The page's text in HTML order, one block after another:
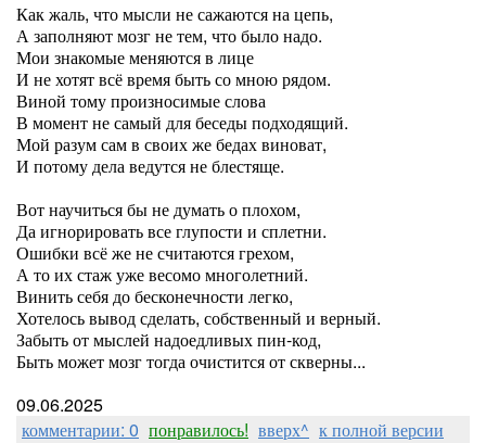
Как жаль, что мысли не сажаются на цепь,
А заполняют мозг не тем, что было надо.
Мои знакомые меняются в лице
И не хотят всё время быть со мною рядом.
Виной тому произносимые слова
В момент не самый для беседы подходящий.
Мой разум сам в своих же бедах виноват,
И потому дела ведутся не блестяще.
Вот научиться бы не думать о плохом,
Да игнорировать все глупости и сплетни.
Ошибки всё же не считаются грехом,
А то их стаж уже весомо многолетний.
Винить себя до бесконечности легко,
Хотелось вывод сделать, собственный и верный.
Забыть от мыслей надоедливых пин-код,
Быть может мозг тогда очистится от скверны...
09.06.2025
комментарии: 0 понравилось! вверх^ к полной версии